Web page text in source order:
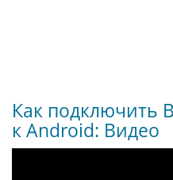
Как подключить
к Android: Видео